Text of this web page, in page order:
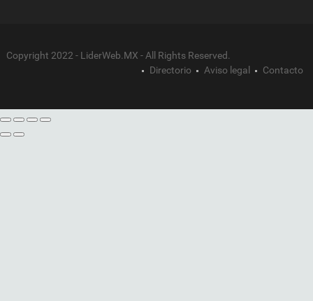
Copyright 2022 - LiderWeb.MX - All Rights Reserved.
Directorio
Aviso legal Contacto